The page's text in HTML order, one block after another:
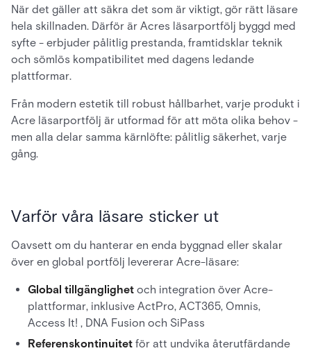
När det gäller att säkra det som är viktigt, gör rätt läsare
hela skillnaden. Därför är Acres läsarportfölj byggd med
syfte - erbjuder pålitlig prestanda, framtidsklar teknik
och sömlös kompatibilitet med dagens ledande
plattformar.
Från modern estetik till robust hållbarhet, varje produkt i
Acre läsarportfölj är utformad för att möta olika behov -
men alla delar samma kärnlöfte: pålitlig säkerhet, varje
gång.
Varför våra läsare sticker ut
Oavsett om du hanterar en enda byggnad eller skalar
över en global portfölj levererar Acre-läsare:
Global tillgänglighet och integration över Acre-
plattformar, inklusive ActPro, ACT365, Omnis,
Access It! , DNA Fusion och SiPass
Referenskontinuitet för att undvika återutfärdande